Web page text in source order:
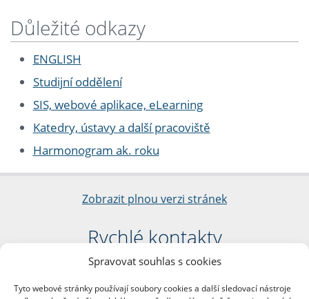
Spravovat souhlas s cookies
Tyto webové stránky používají soubory cookies a další sledovací nástroje
Důležité odkazy
ENGLISH
Studijní oddělení
SIS, webové aplikace, eLearning
Katedry, ústavy a další pracoviště
Harmonogram ak. roku
Zobrazit plnou verzi stránek
Rychlé kontakty
Filozofická fakulta
nám. Jana Palacha 1/2